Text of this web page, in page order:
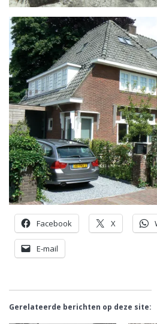
Facebook X
E-mail
Gerelateerde berichten op deze site: